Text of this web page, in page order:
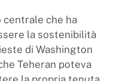
che ha
la sostenibilità
di Washington
Teheran poteva